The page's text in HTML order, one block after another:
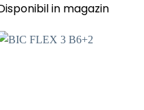
in magazin